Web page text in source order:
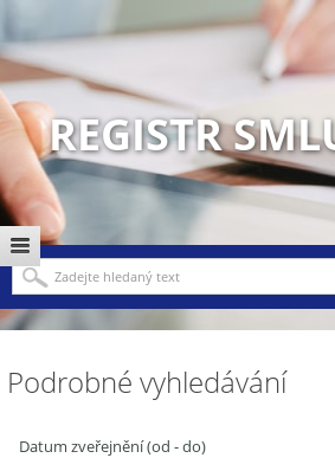
REGISTR
Podrobné vyhledávání
Datum zveřejnění (od - do)